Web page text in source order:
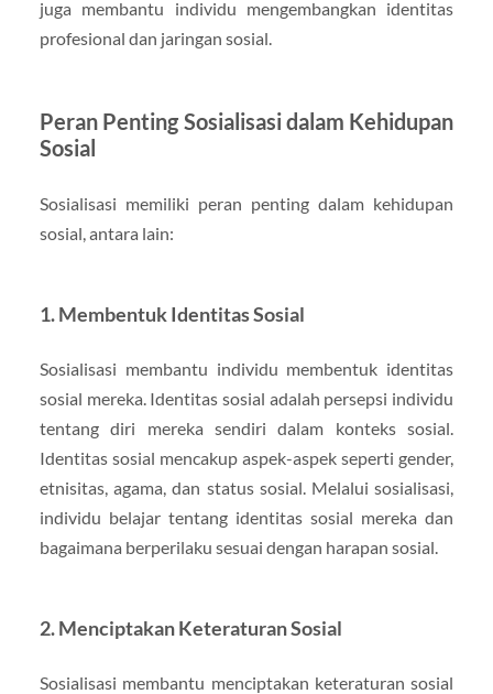
juga membantu individu mengembangkan identitas
profesional dan jaringan sosial.
Peran Penting Sosialisasi dalam Kehidupan
Sosial
Sosialisasi memiliki peran penting dalam kehidupan
sosial, antara lain:
1. Membentuk Identitas Sosial
Sosialisasi membantu individu membentuk identitas
sosial mereka. Identitas sosial adalah persepsi individu
tentang diri mereka sendiri dalam konteks sosial.
Identitas sosial mencakup aspek-aspek seperti gender,
etnisitas, agama, dan status sosial. Melalui sosialisasi,
individu belajar tentang identitas sosial mereka dan
bagaimana berperilaku sesuai dengan harapan sosial.
2. Menciptakan Keteraturan Sosial
Sosialisasi membantu menciptakan keteraturan sosial